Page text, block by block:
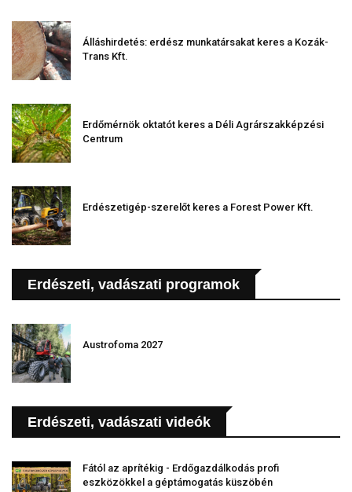
Álláshirdetés: erdész munkatársakat keres a Kozák-
Trans Kft.
Erdőmérnök oktatót keres a Déli Agrárszakképzési
Centrum
Erdészetigép-szerelőt keres a Forest Power Kft.
Erdészeti, vadászati programok
Austrofoma 2027
Erdészeti, vadászati videók
Fától az aprítékig - Erdőgazdálkodás profi
eszközökkel a géptámogatás küszöbén